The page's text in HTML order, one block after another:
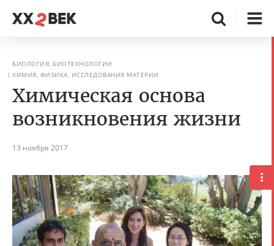
БИОЛОГИЯ, БИОТЕХНОЛОГИИ
ХИМИЯ, ФИЗИКА, ИССЛЕДОВАНИЯ МАТЕРИИ
Химическая основа
возникновения жизни
13 ноября 2017